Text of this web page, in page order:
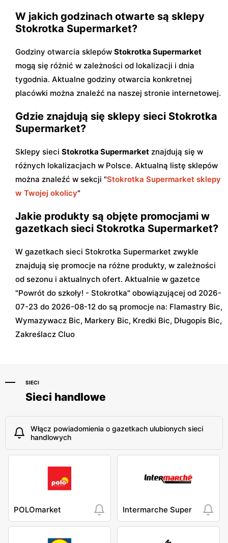
W jakich godzinach otwarte są sklepy
Stokrotka Supermarket?
Godziny otwarcia sklepów Stokrotka Supermarket
mogą się różnić w zależności od lokalizacji i dnia
tygodnia. Aktualne godziny otwarcia konkretnej
placówki można znaleźć na naszej stronie internetowej.
Gdzie znajdują się sklepy sieci Stokrotka
Supermarket?
Sklepy sieci Stokrotka Supermarket znajdują się w
różnych lokalizacjach w Polsce. Aktualną listę sklepów
można znaleźć w sekcji "Stokrotka Supermarket sklepy
w Twojej okolicy"
Jakie produkty są objęte promocjami w
gazetkach sieci Stokrotka Supermarket?
W gazetkach sieci Stokrotka Supermarket zwykle
znajdują się promocje na różne produkty, w zależności
od sezonu i aktualnych ofert. Aktualnie w gazetce
"Powrót do szkoły! - Stokrotka" obowiązującej od 2026-
07-23 do 2026-08-12 do są promocje na: Flamastry Bic,
Wymazywacz Bic, Markery Bic, Kredki Bic, Długopis Bic,
Zakreślacz Cluo
SIECI
Sieci handlowe
Włącz powiadomienia o gazetkach ulubionych sieci
handlowych
POLOmarket Intermarche Super